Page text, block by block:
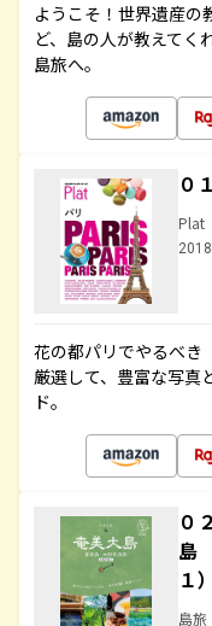
ようこそ！世界遺産の
ど、島の人が教えてく
島旅へ。
０
Plat
花の都パリでやるべき
厳選して、豊富な写真
ド。
０
島
１
島旅